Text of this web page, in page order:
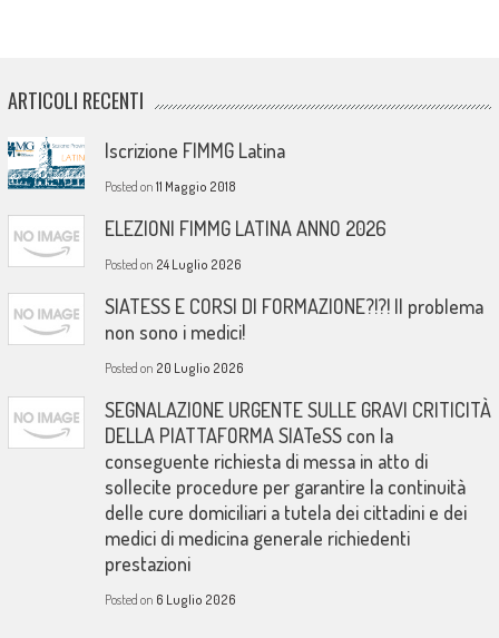
ARTICOLI RECENTI
Iscrizione FIMMG Latina
Posted on 11 Maggio 2018
ELEZIONI FIMMG LATINA ANNO 2026
Posted on 24 Luglio 2026
SIATESS E CORSI DI FORMAZIONE?!?! Il problema
non sono i medici!
Posted on 20 Luglio 2026
SEGNALAZIONE URGENTE SULLE GRAVI CRITICITÀ
DELLA PIATTAFORMA SIATeSS con la
conseguente richiesta di messa in atto di
sollecite procedure per garantire la continuità
delle cure domiciliari a tutela dei cittadini e dei
medici di medicina generale richiedenti
prestazioni
Posted on 6 Luglio 2026